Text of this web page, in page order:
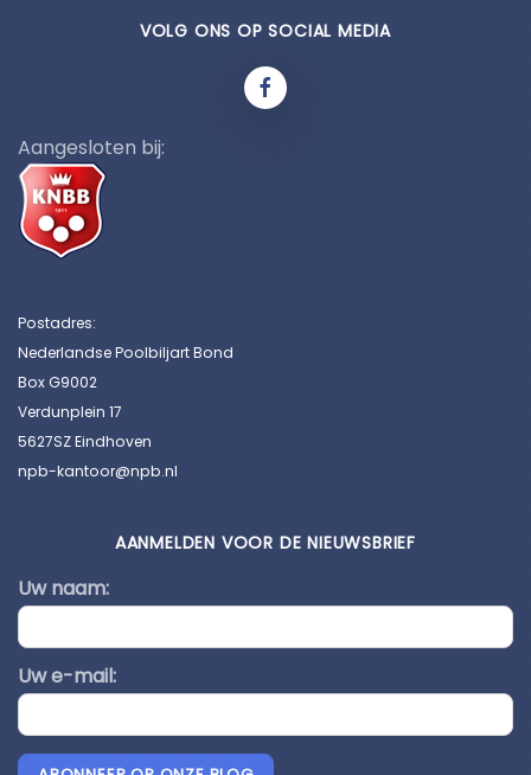
VOLG ONS OP SOCIAL MEDIA
Aangesloten bij:
Postadres:
Nederlandse Poolbiljart Bond
Box G9002
Verdunplein 17
5627SZ Eindhoven
npb-kantoor@npb.nl
AANMELDEN VOOR DE NIEUWSBRIEF
Uw naam:
Uw e-mail: